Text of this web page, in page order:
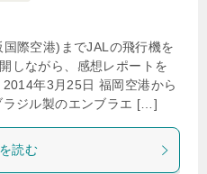
際空港)までJALの飛行機を
しながら、感想レポートを
年3月25日 福岡空港から
ラジル製のエンブラエ […]
読む